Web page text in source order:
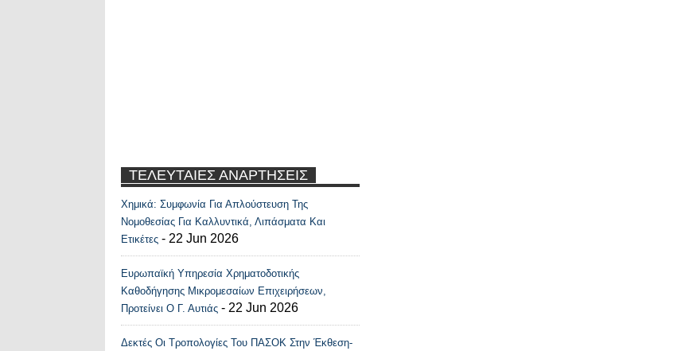
ΤΕΛΕΥΤΑΙΕΣ ΑΝΑΡΤΗΣΕΙΣ
Recent Posts Widget
Χημικά: Συμφωνία Για Απλούστευση Της
Νομοθεσίας Για Καλλυντικά, Λιπάσματα Και
Ετικέτες - 22 Jun 2026
Ευρωπαϊκή Υπηρεσία Χρηματοδοτικής
Καθοδήγησης Μικρομεσαίων Επιχειρήσεων,
Προτείνει Ο Γ. Αυτιάς - 22 Jun 2026
Δεκτές Οι Τροπολογίες Του ΠΑΣΟΚ Στην Έκθεση-